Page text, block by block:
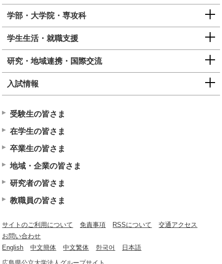
学部・大学院・専攻科
学生生活・就職支援
研究・地域連携・国際交流
入試情報
受験生の皆さま
在学生の皆さま
卒業生の皆さま
地域・企業の皆さま
研究者の皆さま
教職員の皆さま
サイトのご利用について 免責事項 RSSについて
交通アクセス
お問い合わせ
English
中文簡体 中文繁体 한국어 日本語